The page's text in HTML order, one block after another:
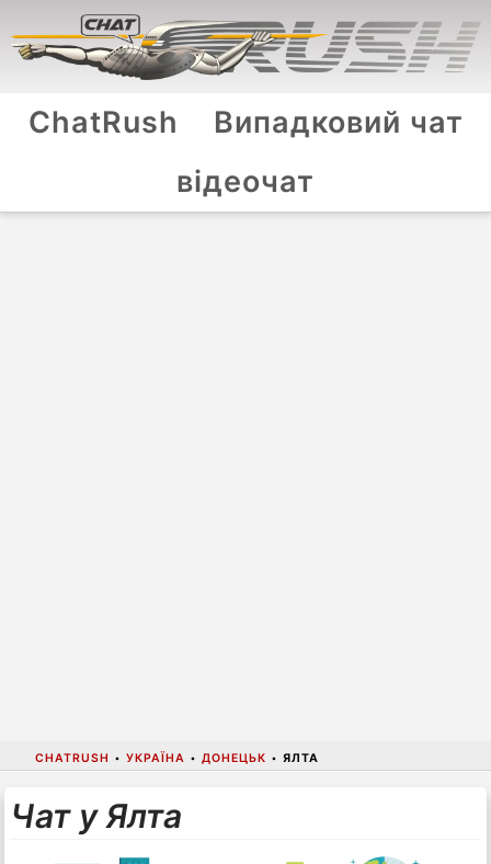
ChatRush
Випадковий чат
відеочат
CHATRUSH • УКРАЇНА • ДОНЕЦЬК • ЯЛТА
Чат у Ялта